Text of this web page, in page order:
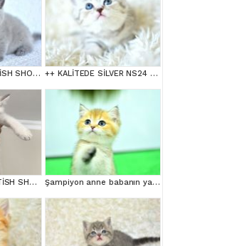
TOP KAFA GRİ BRİTİSH SHORTHAİR YAVRUMUZ ++ KALİTEDE SİLVER NS24 BRİTİSH SHORTHAİR
2 AYLIK ERKEK BRİTİSH SHORT HAİR Şampiyon anne babanın yavrusu ny11 golden british